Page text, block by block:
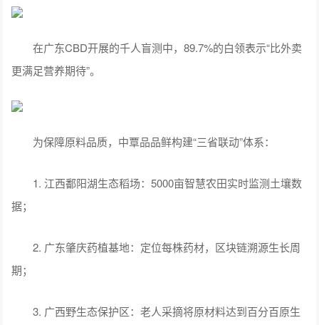
在广东CBD开展的千人盲测中，89.7%的白领表示“比外卖
更满足营养期待”。
为保障原料品质，中覃品品鲜构建“三省联动”体系：
1. 江西鄱阳湖生态稻场：5000亩智慧农田实时监测土壤数
据；
2. 广东肇庆药植基地：定位每株药材，区块链溯源生长周
期；
3. 广西野生态保护区：老人采摘将原材料达到百分百原生